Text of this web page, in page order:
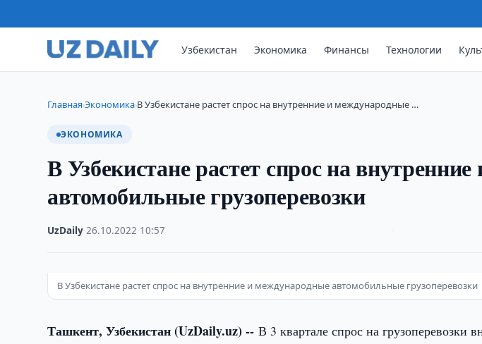
Узбекистан Экономика Финансы Технологии
Главная›Экономика›В Узбекистане растет спрос на внутренние и международные …
ЭКОНОМИКА
В Узбекистане растет спрос на
автомобильные грузоперевозки
UzDaily ·26.10.2022 10:57
В Узбекистане растет спрос на внутренние и международные автомобильные грузоперевозки
Ташкент, Узбекистан (UzDaily.uz) -- В 3 квартале спрос на грузоперевозки